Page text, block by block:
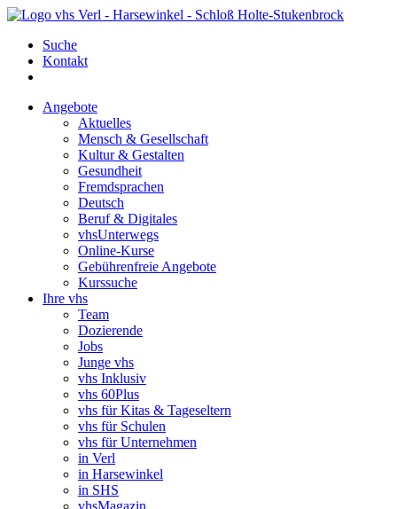
Suche
Kontakt
Angebote
Aktuelles
Mensch & Gesellschaft
Kultur & Gestalten
Gesundheit
Fremdsprachen
Deutsch
Beruf & Digitales
vhsUnterwegs
Online-Kurse
Gebührenfreie Angebote
Kurssuche
Ihre vhs
Team
Dozierende
Jobs
Junge vhs
vhs Inklusiv
vhs 60Plus
vhs für Kitas & Tageseltern
vhs für Schulen
vhs für Unternehmen
in Verl
in Harsewinkel
in SHS
vhsMagazin